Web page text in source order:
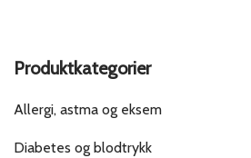
Produktkategorier
Allergi, astma og eksem
Diabetes og blodtrykk